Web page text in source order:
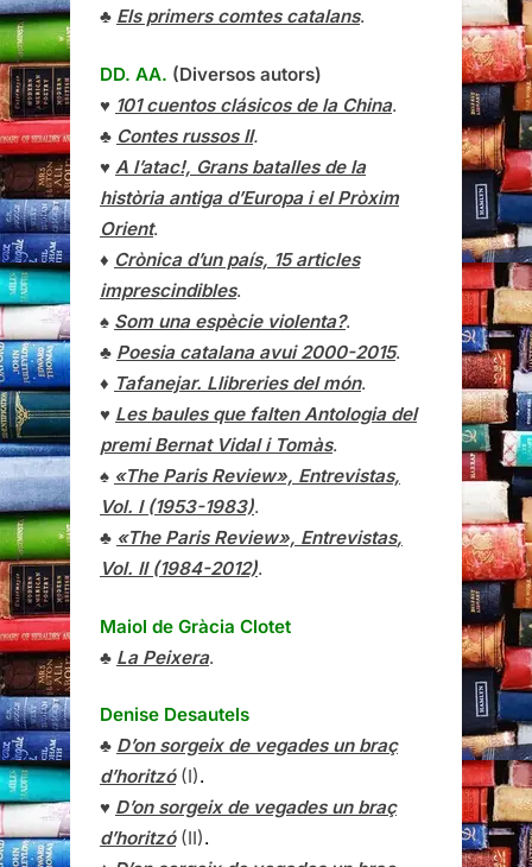
♣ Els primers comtes catalans.
DD. AA. (Diversos autors)
♥ 101 cuentos clásicos de la China.
♣ Contes russos II.
♥ A l’atac!, Grans batalles de la
història antiga d’Europa i el Pròxim
Orient.
♦ Crònica d’un país, 15 articles
imprescindibles.
♠ Som una espècie violenta?.
♣ Poesia catalana avui 2000-2015.
♦ Tafanejar. Llibreries del món.
♥ Les baules que falten Antologia del
premi Bernat Vidal i Tomàs.
♠ «The Paris Review», Entrevistas,
Vol. I (1953-1983).
♣ «The Paris Review», Entrevistas,
Vol. II (1984-2012).
Maiol de Gràcia Clotet
♣ La Peixera.
Denise Desautels
♣ D’on sorgeix de vegades un braç
d’horitzó(I).
♥ D’on sorgeix de vegades un braç
d’horitzó(II).